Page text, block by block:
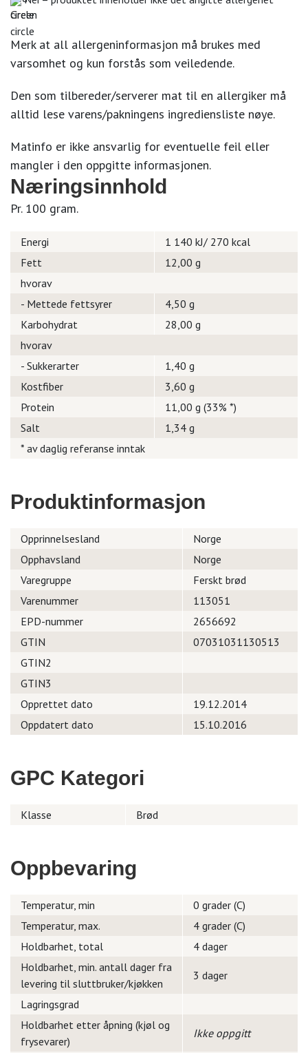
Merk at all allergeninformasjon må brukes med
varsomhet og kun forstås som veiledende.
Den som tilbereder/serverer mat til en allergiker må
alltid lese varens/pakningens ingrediensliste nøye.
Matinfo er ikke ansvarlig for eventuelle feil eller
mangler i den oppgitte informasjonen.
Næringsinnhold
Pr. 100 gram.
Energi
1 140 kJ/ 270 kcal
Fett
12,00 g
hvorav
- Mettede fettsyrer
4,50 g
Karbohydrat
28,00 g
hvorav
- Sukkerarter
1,40 g
Kostfiber
3,60 g
Protein
11,00 g (33% *)
Salt
1,34 g
* av daglig referanse inntak
Produktinformasjon
Opprinnelsesland
Norge
Opphavsland
Norge
Varegruppe
Ferskt brød
Varenummer
113051
EPD-nummer
2656692
GTIN
07031031130513
GTIN2
GTIN3
Opprettet dato
19.12.2014
Oppdatert dato
15.10.2016
GPC Kategori
Klasse Brød
Oppbevaring
Temperatur, min
0 grader (C)
Temperatur, max.
4 grader (C)
Holdbarhet, total
4 dager
Holdbarhet, min. antall dager fra
levering til sluttbruker/kjøkken
3 dager
Lagringsgrad
Holdbarhet etter åpning (kjøl og
frysevarer)
Ikke oppgitt